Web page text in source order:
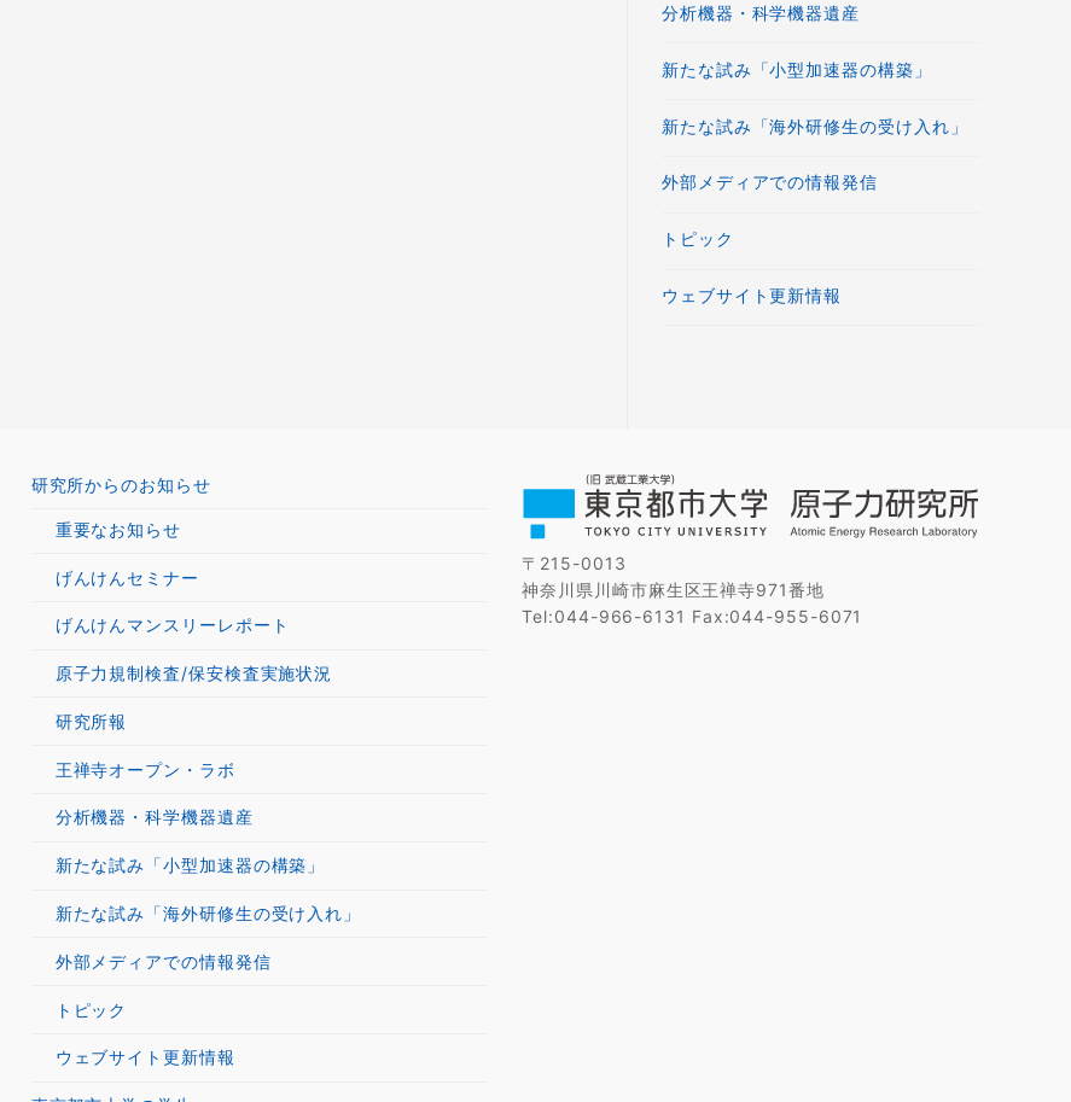
分析機器・科学機器遺産
新たな試み「小型加速器の構築」
新たな試み「海外研修生の受け入れ」
外部メディアでの情報発信
トピック
ウェブサイト更新情報
研究所からのお知らせ
重要なお知らせ
げんけんセミナー
げんけんマンスリーレポート
原子力規制検査/保安検査実施状況
研究所報
王禅寺オープン・ラボ
分析機器・科学機器遺産
新たな試み「小型加速器の構築」
新たな試み「海外研修生の受け入れ」
外部メディアでの情報発信
トピック
ウェブサイト更新情報
〒215-0013
神奈川県川崎市麻生区王禅寺971番地
Tel:044-966-6131 Fax:044-955-6071